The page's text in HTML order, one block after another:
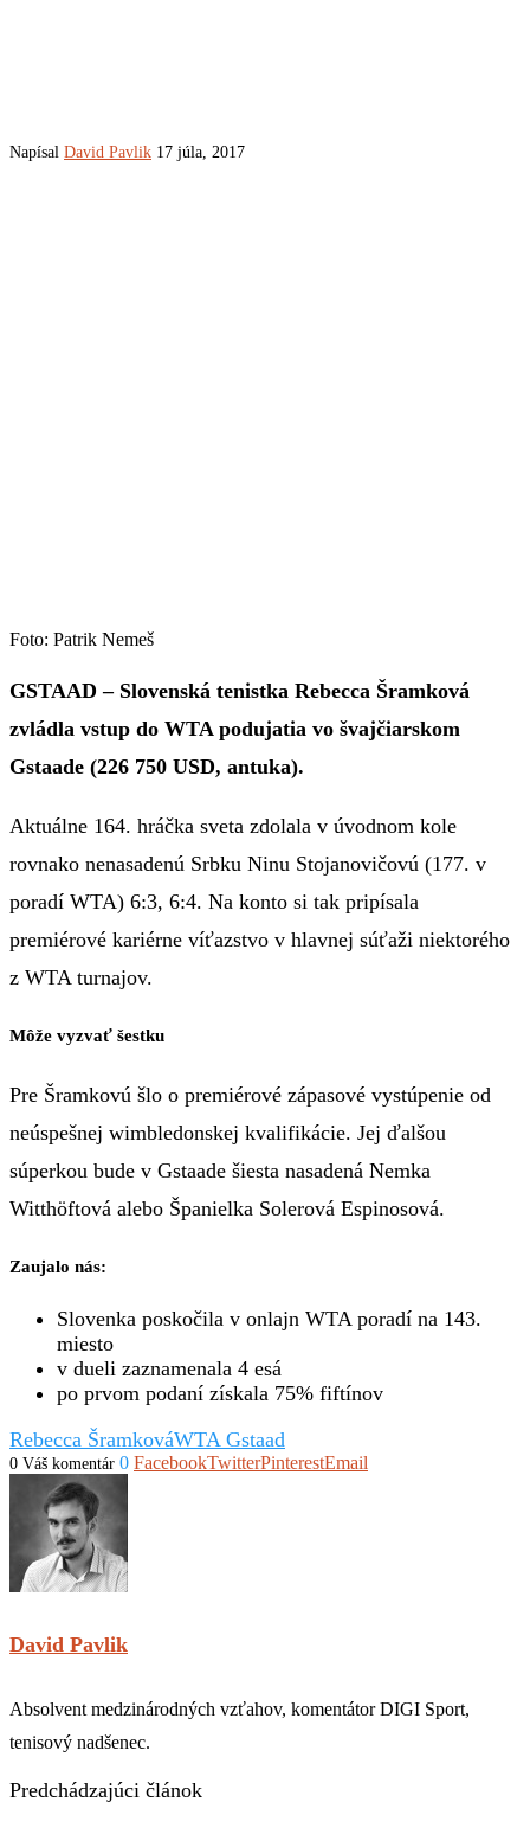
Napísal David Pavlik 17 júla, 2017
Foto: Patrik Nemeš
GSTAAD – Slovenská tenistka Rebecca Šramková
zvládla vstup do WTA podujatia vo švajčiarskom
Gstaade (226 750 USD, antuka).
Aktuálne 164. hráčka sveta zdolala v úvodnom kole
rovnako nenasadenú Srbku Ninu Stojanovičovú (177. v
poradí WTA) 6:3, 6:4. Na konto si tak pripísala
premiérové kariérne víťazstvo v hlavnej súťaži niektorého
z WTA turnajov.
Môže vyzvať šestku
Pre Šramkovú šlo o premiérové zápasové vystúpenie od
neúspešnej wimbledonskej kvalifikácie. Jej ďalšou
súperkou bude v Gstaade šiesta nasadená Nemka
Witthöftová alebo Španielka Solerová Espinosová.
Zaujalo nás:
Slovenka poskočila v onlajn WTA poradí na 143.
miesto
v dueli zaznamenala 4 esá
po prvom podaní získala 75% fiftínov
Rebecca ŠramkováWTA Gstaad
0 Váš komentár 0 FacebookTwitterPinterestEmail
David Pavlik
Absolvent medzinárodných vzťahov, komentátor DIGI Sport,
tenisový nadšenec.
Predchádzajúci článok